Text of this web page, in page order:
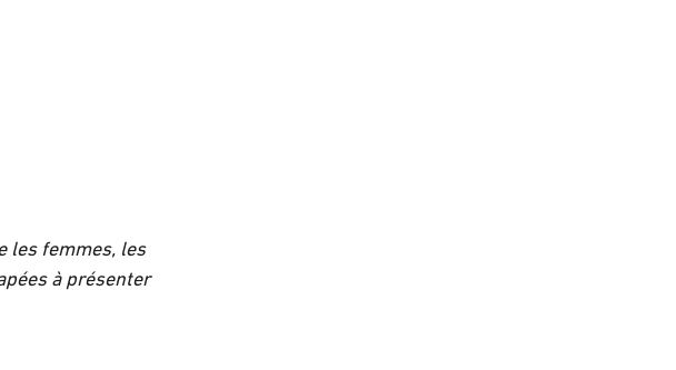
les femmes, les
à présenter